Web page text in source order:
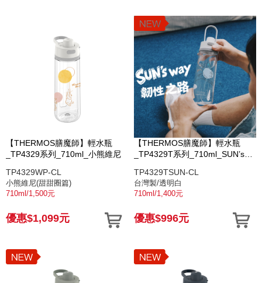
【THERMOS膳魔師】輕水瓶
_TP4329系列_710ml_小熊維尼
TP4329WP-CL
小熊維尼(甜甜圈篇)
710ml/1,500元
優惠$1,099元
【THERMOS膳魔師】輕水瓶
_TP4329T系列_710ml_SUN’s
TP4329TSUN-CL
台灣製/透明白
710ml/1,400元
優惠$996元